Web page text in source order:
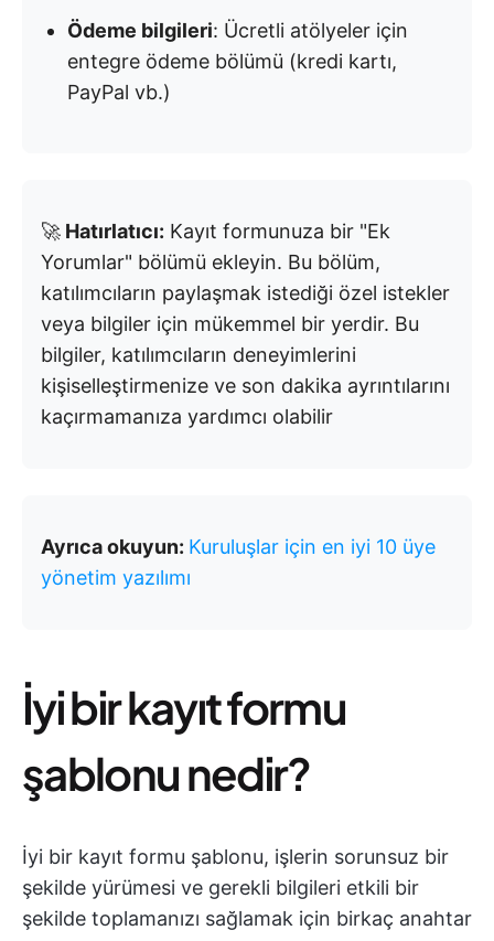
Ödeme bilgileri: Ücretli atölyeler için
entegre ödeme bölümü (kredi kartı,
PayPal vb.)
🚀 Hatırlatıcı: Kayıt formunuza bir "Ek
Yorumlar" bölümü ekleyin. Bu bölüm,
katılımcıların paylaşmak istediği özel istekler
veya bilgiler için mükemmel bir yerdir. Bu
bilgiler, katılımcıların deneyimlerini
kişiselleştirmenize ve son dakika ayrıntılarını
kaçırmamanıza yardımcı olabilir
Ayrıca okuyun: Kuruluşlar için en iyi 10 üye
yönetim yazılımı
İyi bir kayıt formu
şablonu nedir?
İyi bir kayıt formu şablonu, işlerin sorunsuz bir
şekilde yürümesi ve gerekli bilgileri etkili bir
şekilde toplamanızı sağlamak için birkaç anahtar